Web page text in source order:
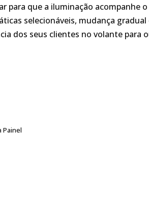
para que a iluminação acompanhe
selecionáveis, mudança
dos seus clientes no volante para
Painel